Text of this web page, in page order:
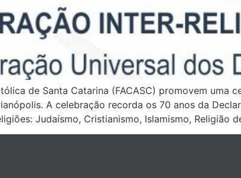
de Santa Catarina (FACASC) promovem uma
A celebração recorda os 70 anos da
Judaísmo, Cristianismo, Islamismo, Religião